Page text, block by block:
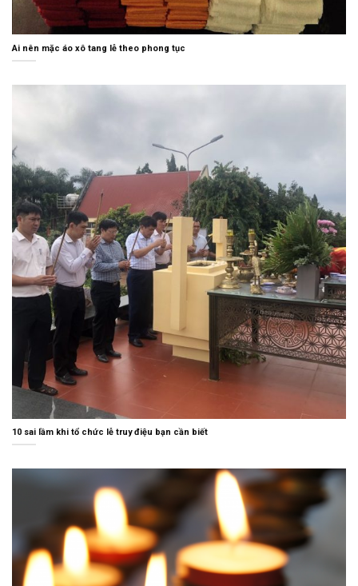
Ai nên mặc áo xô tang lễ theo phong tục
10 sai lầm khi tổ chức lễ truy điệu bạn cần biết